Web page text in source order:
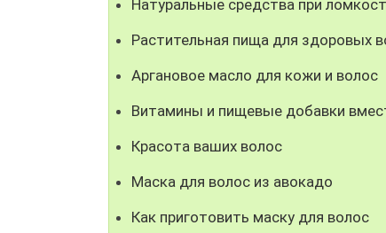
Натуральные средства при
Растительная пища для здоровых
Аргановое масло для кожи и волос
Витамины и пищевые добавки
Красота ваших волос
Маска для волос из авокадо
Как приготовить маску для волос